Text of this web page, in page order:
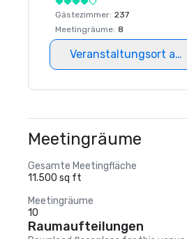
Gästezimmer: 237
Meetingräume: 8
Veranstaltungsort
Meetingräume
Gesamte Meetingfläche
11.500 sq ft
Meetingräume
10
Raumaufteilungen